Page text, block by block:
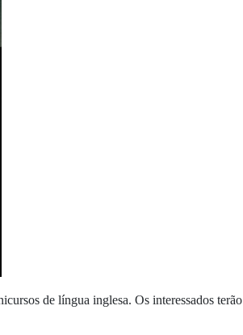
de língua inglesa. Os interessados terão